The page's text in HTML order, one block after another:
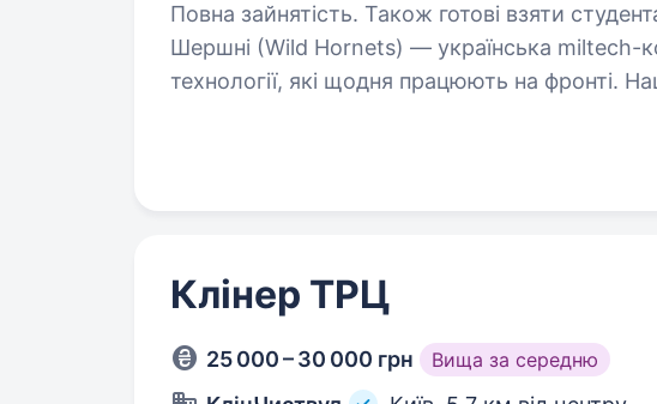
Повна зайнятість. Також готові взяти студента,
Шершні (Wild Hornets) — українська miltech-
технології, які щодня працюють на фронті.
Клінер ТРЦ
25 000 – 30 000 грн Вища за середню